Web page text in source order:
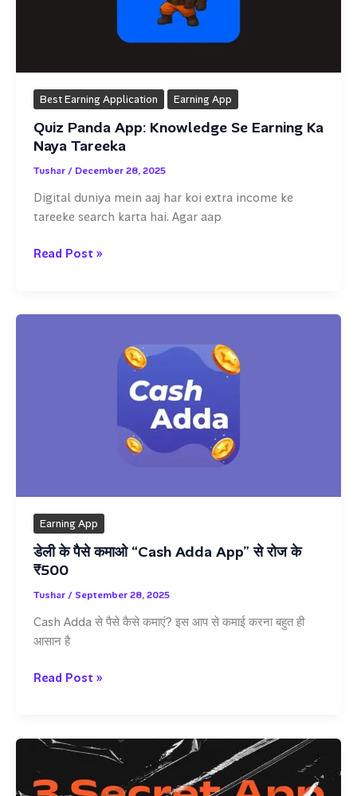
Best Earning Application Earning App
Quiz Panda App: Knowledge Se Earning Ka
Naya Tareeka
Tushar / December 28, 2025
Digital duniya mein aaj har koi extra income ke
tareeke search karta hai. Agar aap
Quiz
Knowledge
Read Post »
Earning App
डेली के पैसे कमाओ “Cash Adda App” से रोज के
₹500
Tushar / September 28, 2025
Cash Adda से पैसे कैसे कमाएं? इस आप से कमाई करना बहुत ही
आसान है
डेली
कमाओ
“Cash
Adda
App”
Read Post »